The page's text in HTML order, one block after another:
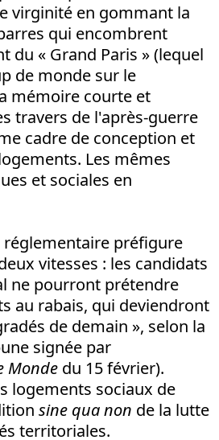
virginité en gommant la
qui encombrent
du « Grand Paris » (lequel
de monde sur le
mémoire courte et
travers de l'après-guerre
cadre de conception et
Les mêmes
et sociales en
réglementaire préfigure
vitesses : les candidats
ne pourront prétendre
au rabais, qui deviendront
de demain », selon la
signée par
Monde du 15 février).
logements sociaux de
sine qua non de la lutte
territoriales.